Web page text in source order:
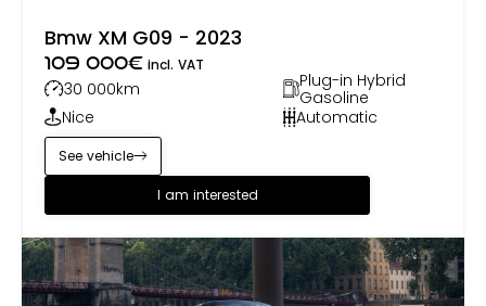
Bmw XM G09 - 2023
109 000€ incl. VAT
30 000km
Plug-in Hybrid
Gasoline
Nice
Automatic
I am interested
See vehicle